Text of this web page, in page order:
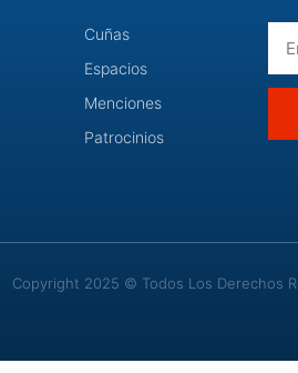
Cuñas
Espacios
Menciones
Patrocinios
Copyright 2025 © Todos Los Derechos